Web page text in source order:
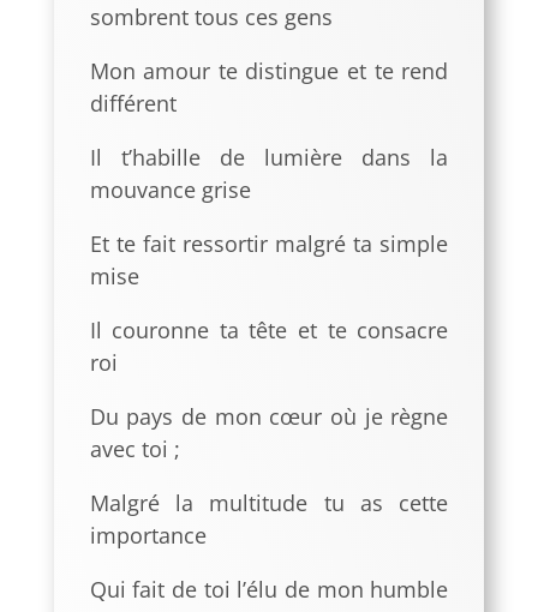
sombrent tous ces gens
Mon amour te distingue et te rend
différent
Il t’habille de lumière dans la
mouvance grise
Et te fait ressortir malgré ta simple
mise
Il couronne ta tête et te consacre
roi
Du pays de mon cœur où je règne
avec toi ;
Malgré la multitude tu as cette
importance
Qui fait de toi l’élu de mon humble